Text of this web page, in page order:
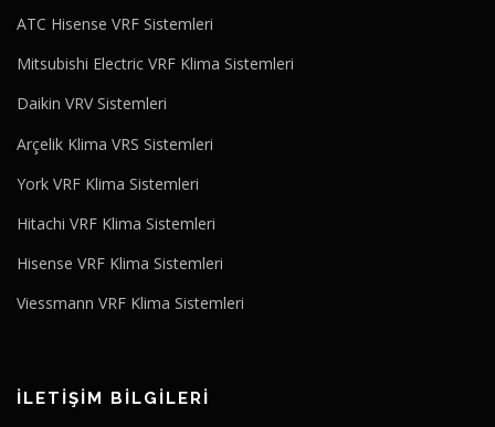
ATC Hisense VRF Sistemleri
Mitsubishi Electric VRF Klima Sistemleri
Daikin VRV Sistemleri
Arçelik Klima VRS Sistemleri
York VRF Klima Sistemleri
Hitachi VRF Klima Sistemleri
Hisense VRF Klima Sistemleri
Viessmann VRF Klima Sistemleri
İLETİŞİM BİLGİLERİ